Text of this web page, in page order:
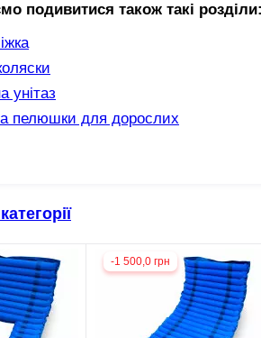
подивитися також такі розділи:
унітаз
пелюшки для дорослих
-1 500,0 грн